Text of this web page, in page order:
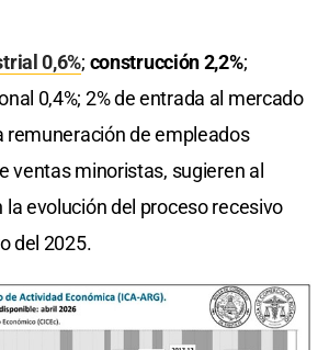
0,6%; construcción 2,2%;
0,4%; 2% de entrada al mercado
remuneración de empleados
ventas minoristas, sugieren al
la evolución del proceso recesivo
del 2025.